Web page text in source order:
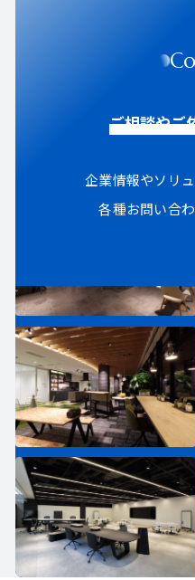
ご相談やご
企業情報やソリ
各種お問い合